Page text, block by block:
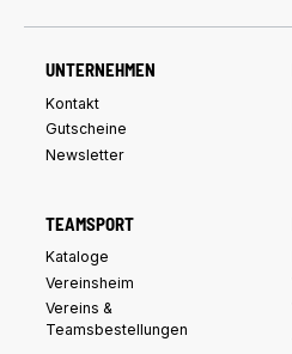
UNTERNEHMEN
Kontakt
Gutscheine
Newsletter
TEAMSPORT
Kataloge
Vereinsheim
Vereins &
Teamsbestellungen